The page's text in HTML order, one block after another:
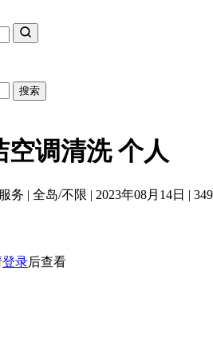
搜索
空调清洗个人
务 | 全岛/不限 | 2023年08月14日 |
登录后查看